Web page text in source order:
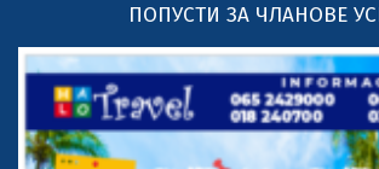
ПОПУСТИ ЗА ЧЛАНОВЕ